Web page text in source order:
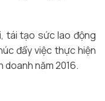
tái tạo sức lao động
đẩy việc thực hiện
năm 2016.